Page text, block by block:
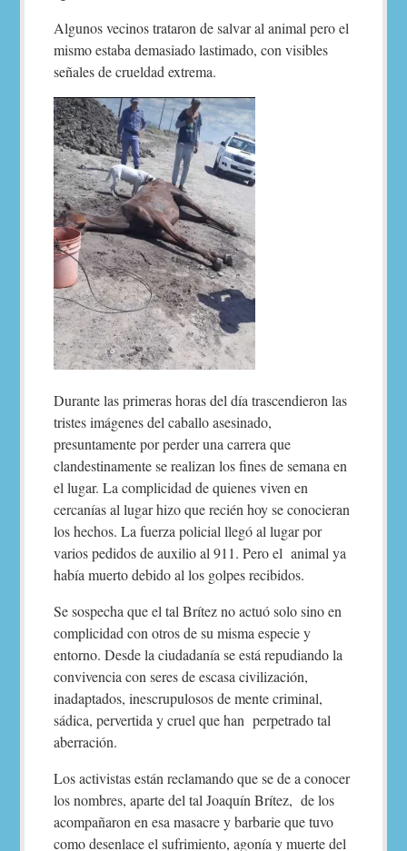
Algunos vecinos trataron de salvar al animal pero el
mismo estaba demasiado lastimado, con visibles
señales de crueldad extrema.
Durante las primeras horas del día trascendieron las
tristes imágenes del caballo asesinado,
presuntamente por perder una carrera que
clandestinamente se realizan los fines de semana en
el lugar. La complicidad de quienes viven en
cercanías al lugar hizo que recién hoy se conocieran
los hechos. La fuerza policial llegó al lugar por
varios pedidos de auxilio al 911. Pero el animal ya
había muerto debido al los golpes recibidos.
Se sospecha que el tal Brítez no actuó solo sino en
complicidad con otros de su misma especie y
entorno. Desde la ciudadanía se está repudiando la
convivencia con seres de escasa civilización,
inadaptados, inescrupulosos de mente criminal,
sádica, pervertida y cruel que han perpetrado tal
aberración.
Los activistas están reclamando que se de a conocer
los nombres, aparte del tal Joaquín Brítez, de los
acompañaron en esa masacre y barbarie que tuvo
como desenlace el sufrimiento, agonía y muerte del